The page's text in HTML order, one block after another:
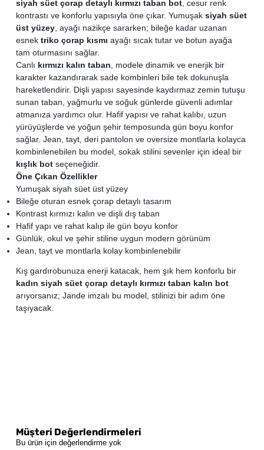
siyah süet çorap detaylı kırmızı taban bot, cesur renk
kontrastı ve konforlu yapısıyla öne çıkar. Yumuşak siyah süet
üst yüzey, ayağı nazikçe sararken; bileğe kadar uzanan
esnek triko çorap kısmı ayağı sıcak tutar ve botun ayağa
tam oturmasını sağlar.
Canlı kırmızı kalın taban , modele dinamik ve enerjik bir
karakter kazandırarak sade kombinleri bile tek dokunuşla
hareketlendirir. Dişli yapısı sayesinde kaydırmaz zemin tutuşu
sunan taban, yağmurlu ve soğuk günlerde güvenli adımlar
atmanıza yardımcı olur. Hafif yapısı ve rahat kalıbı, uzun
yürüyüşlerde ve yoğun şehir temposunda gün boyu konfor
sağlar. Jean, tayt, deri pantolon ve oversize montlarla kolayca
kombinlenebilen bu model, sokak stilini sevenler için ideal bir
kışlık botseçeneğidir.
Öne Çıkan Özellikler
Yumuşak siyah süet üst yüzey
Bileğe oturan esnek çorap detaylı tasarım
Kontrast kırmızı kalın ve dişli dış taban
Hafif yapı ve rahat kalıp ile gün boyu konfor
Günlük, okul ve şehir stiline uygun modern görünüm
Jean, tayt ve montlarla kolay kombinlenebilir
Kış gardırobunuza enerji katacak, hem şık hem konforlu bir
kadın siyah süet çorap detaylı kırmızı taban kalın bot
arıyorsanız; Jande imzalı bu model, stilinizi bir adım öne
taşıyacak.
Müşteri Değerlendirmeleri
Bu ürün için değerlendirme yok